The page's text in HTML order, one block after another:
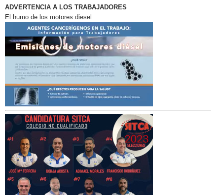
ADVERTENCIA A LOS TRABAJADORES
El humo de los motores diesel